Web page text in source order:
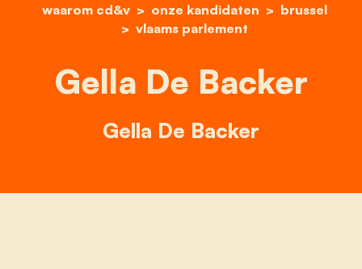
home
waarom cd&v onze kandidaten
brussel
vlaams parlement
gella de backer
Gella De Backer
Gella De Backer